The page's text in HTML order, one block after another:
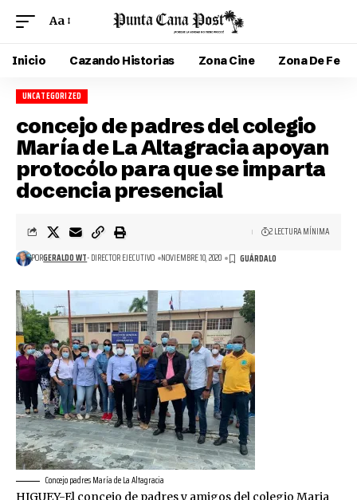
Aa
Inicio Cazando Historias Zona Cine Zona De Fe
UNCATEGORIZED
concejo de padres del colegio
María de La Altagracia apoyan
protocólo para que se imparta
docencia presencial
PORGERALDO WT- DIRECTOR EJECUTIVO NOVIEMBRE 10, 2020
2 LECTURA MÍNIMA
Concejo padres María de La Altagracia
HIGUEY-El concejo de padres y amigos del colegio Maria